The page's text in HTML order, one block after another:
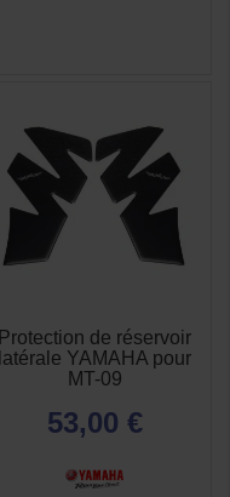
Protection de réservoir
latérale YAMAHA pour
MT-09
53,00 €
APERÇU
RAPIDE